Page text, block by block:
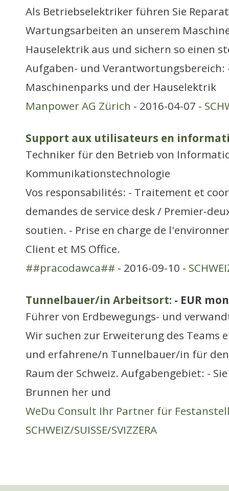
Als Betriebselektriker führen Sie
Wartungsarbeiten an unserem
Hauselektrik aus und sichern so einen
Aufgaben- und Verantwortungsbereich:
Maschinenparks und der Hauselektrik
Manpower AG Zürich - 2016-04-07 -
Support aux utilisateurs en
Techniker für den Betrieb von
Kommunikationstechnologie
Vos responsabilités: - Traitement et
demandes de service desk / Premier-
soutien. - Prise en charge de
Client et MS Office.
##pracodawca## - 2016-09-10 -
Tunnelbauer/in Arbeitsort: - EUR
Führer von Erdbewegungs- und
Wir suchen zur Erweiterung des Teams
und erfahrene/n Tunnelbauer/in für
Raum der Schweiz. Aufgabengebiet: -
Brunnen her und
WeDu Consult Ihr Partner für
SCHWEIZ/SUISSE/SVIZZERA